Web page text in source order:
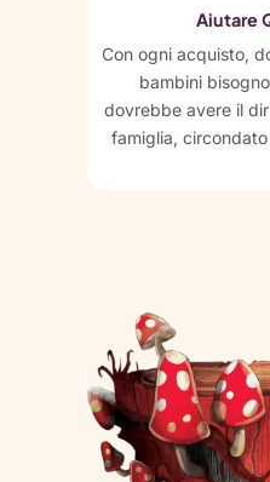
Aiutare
Con ogni acquisto,
bambini
dovrebbe avere il
famiglia,